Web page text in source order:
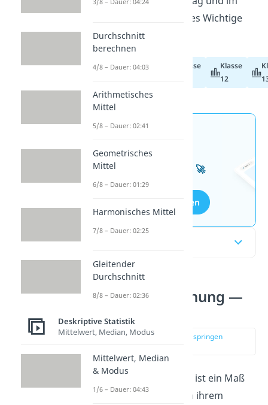
erklären wir dir alles Wichtige
dazu!
Abiturvorbereitung
Klasse
Klasse
12
Wissen mit unseren
kostenlosen Aufgaben 🚀
Aufgaben entdecken
Standardabweichung —
einfach erklärt
zur Stelle im Video springen
DieStandardabweichung
ist ein Maß
dafür, wie sehr Werte von ihrem
Durchschnitt
berechnen
4/8 – Dauer: 04:03
Arithmetisches
Mittel
5/8 – Dauer: 02:41
Geometrisches
Mittel
6/8 – Dauer: 01:29
Harmonisches Mittel
7/8 – Dauer: 02:25
Gleitender
Durchschnitt
8/8 – Dauer: 02:36
Deskriptive Statistik
Mittelwert, Median, Modus
Mittelwert, Median
& Modus
1/6 – Dauer: 04:43